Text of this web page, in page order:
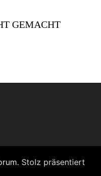
GEMACHT
. Stolz präsentiert